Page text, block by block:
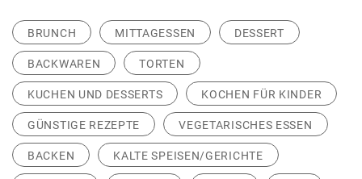
BRUNCH MITTAGESSEN DESSERT
BACKWAREN TORTEN
KUCHEN UND DESSERTS KOCHEN FÜR KINDER
GÜNSTIGE REZEPTE VEGETARISCHES ESSEN
BACKEN KALTE SPEISEN/GERICHTE